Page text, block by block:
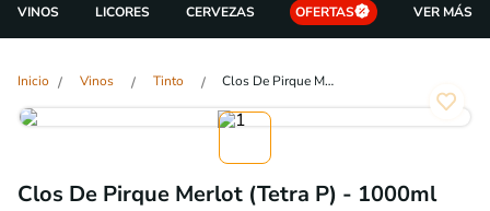
VINOS LICORES CERVEZAS OFERTAS
Vinos Tinto Clos De Pirque Merlot (Tetra P) - 1000ml
Clos De Pirque Merlot (Tetra P) - 1000ml